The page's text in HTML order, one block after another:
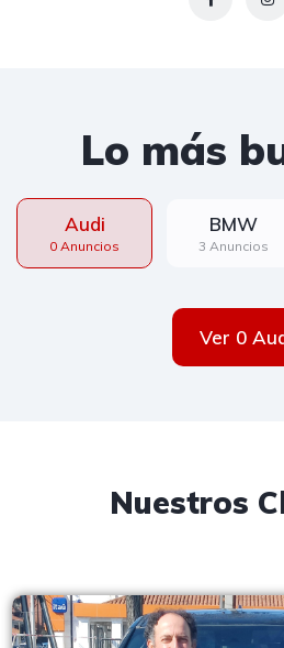
Lo más
Audi
0 Anuncios
BMW
3 Anuncios
Ver 0
Nuestros